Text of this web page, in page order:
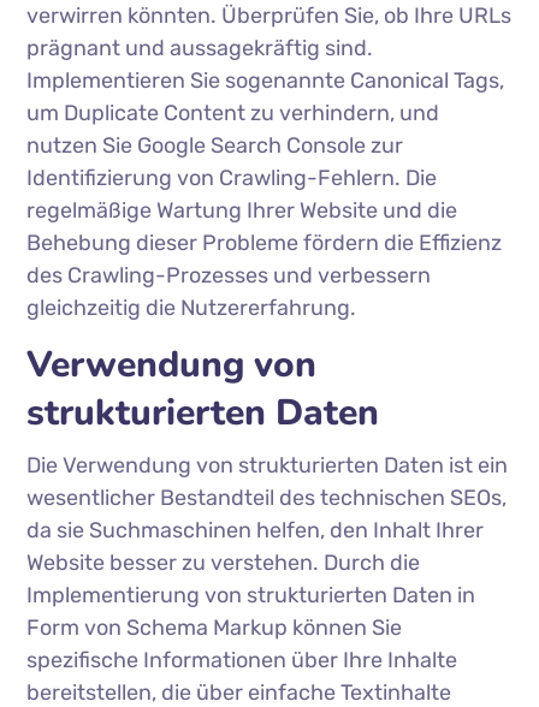
verwirren könnten. Überprüfen Sie, ob Ihre URLs
prägnant und aussagekräftig sind.
Implementieren Sie sogenannte Canonical Tags,
um Duplicate Content zu verhindern, und
nutzen Sie Google Search Console zur
Identifizierung von Crawling-Fehlern. Die
regelmäßige Wartung Ihrer Website und die
Behebung dieser Probleme fördern die Effizienz
des Crawling-Prozesses und verbessern
gleichzeitig die Nutzererfahrung.
Verwendung von
strukturierten Daten
Die Verwendung von strukturierten Daten ist ein
wesentlicher Bestandteil des technischen SEOs,
da sie Suchmaschinen helfen, den Inhalt Ihrer
Website besser zu verstehen. Durch die
Implementierung von strukturierten Daten in
Form von Schema Markup können Sie
spezifische Informationen über Ihre Inhalte
bereitstellen, die über einfache Textinhalte